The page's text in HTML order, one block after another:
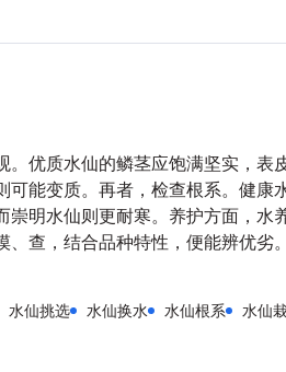
优质水仙的鳞茎应饱满坚实，表
能变质。再者，检查根系。健康
明水仙则更耐寒。养护方面，水
查，结合品种特性，便能辨优劣。
水仙挑选 水仙换水 水仙根系 水仙